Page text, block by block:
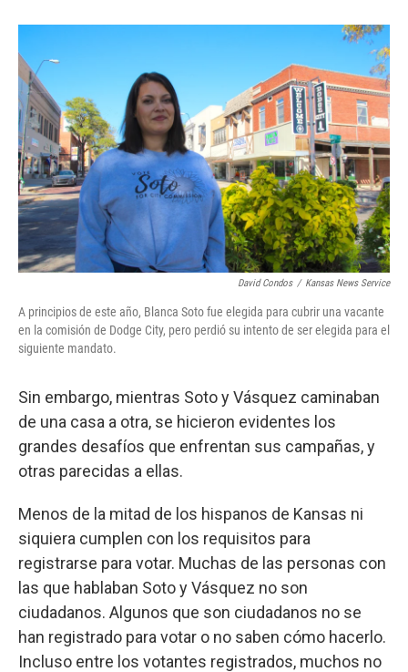
David Condos / Kansas News Service
A principios de este año, Blanca Soto fue elegida para cubrir una vacante
en la comisión de Dodge City, pero perdió su intento de ser elegida para el
siguiente mandato.
Sin embargo, mientras Soto y Vásquez caminaban
de una casa a otra, se hicieron evidentes los
grandes desafíos que enfrentan sus campañas, y
otras parecidas a ellas.
Menos de la mitad de los hispanos de Kansas ni
siquiera cumplen con los requisitos para
registrarse para votar. Muchas de las personas con
las que hablaban Soto y Vásquez no son
ciudadanos. Algunos que son ciudadanos no se
han registrado para votar o no saben cómo hacerlo.
Incluso entre los votantes registrados, muchos no